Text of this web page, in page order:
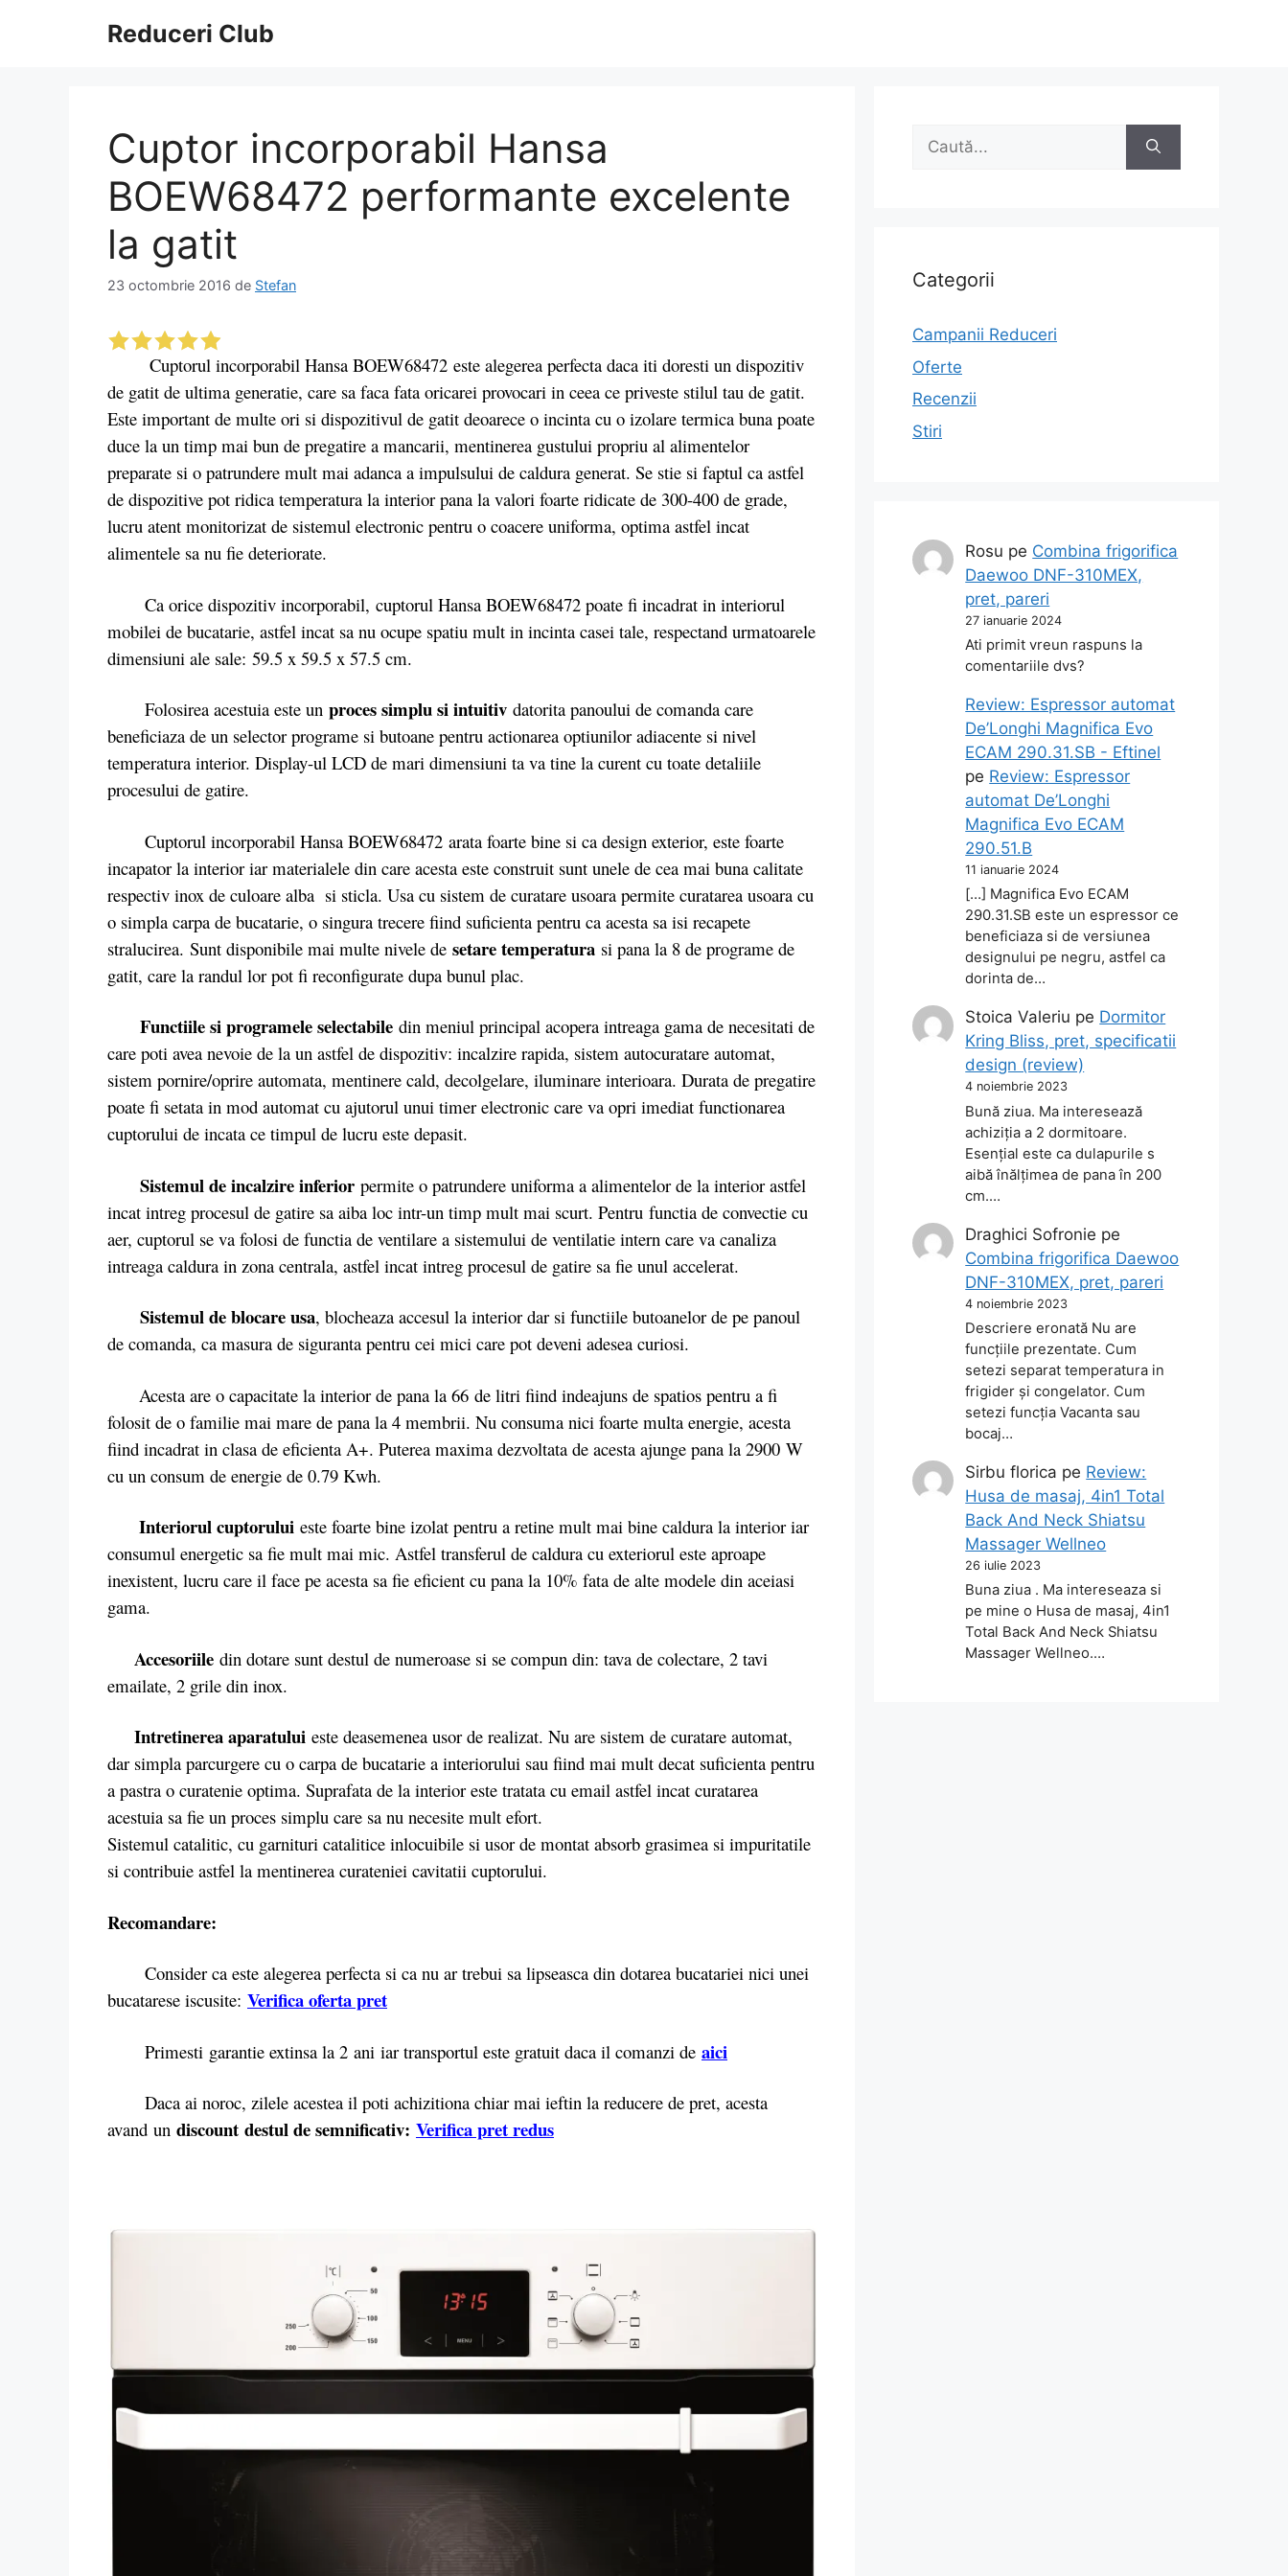
Reduceri Club
Cuptor incorporabil Hansa
BOEW68472 performante excelente
la gatit
23 octombrie 2016 de Stefan
Cuptorul incorporabil Hansa BOEW68472 este alegerea perfecta daca iti doresti un dispozitiv
de gatit de ultima generatie, care sa faca fata oricarei provocari in ceea ce priveste stilul tau de gatit.
Este important de multe ori si dispozitivul de gatit deoarece o incinta cu o izolare termica buna poate
duce la un timp mai bun de pregatire a mancarii, mentinerea gustului propriu al alimentelor
preparate si o patrundere mult mai adanca a impulsului de caldura generat. Se stie si faptul ca astfel
de dispozitive pot ridica temperatura la interior pana la valori foarte ridicate de 300-400 de grade,
lucru atent monitorizat de sistemul electronic pentru o coacere uniforma, optima astfel incat
alimentele sa nu fie deteriorate.
Ca orice dispozitiv incorporabil, cuptorul Hansa BOEW68472 poate fi incadrat in interiorul
mobilei de bucatarie, astfel incat sa nu ocupe spatiu mult in incinta casei tale, respectand urmatoarele
dimensiuni ale sale: 59.5 x 59.5 x 57.5 cm.
Folosirea acestuia este un proces simplu si intuitiv datorita panoului de comanda care
beneficiaza de un selector programe si butoane pentru actionarea optiunilor adiacente si nivel
temperatura interior. Display-ul LCD de mari dimensiuni ta va tine la curent cu toate detaliile
procesului de gatire.
Cuptorul incorporabil Hansa BOEW68472 arata foarte bine si ca design exterior, este foarte
incapator la interior iar materialele din care acesta este construit sunt unele de cea mai buna calitate
respectiv inox de culoare alba si sticla. Usa cu sistem de curatare usoara permite curatarea usoara cu
o simpla carpa de bucatarie, o singura trecere fiind suficienta pentru ca acesta sa isi recapete
stralucirea. Sunt disponibile mai multe nivele de setare temperatura si pana la 8 de programe de
gatit, care la randul lor pot fi reconfigurate dupa bunul plac.
Functiile si programele selectabile din meniul principal acopera intreaga gama de necesitati de
care poti avea nevoie de la un astfel de dispozitiv: incalzire rapida, sistem autocuratare automat,
sistem pornire/oprire automata, mentinere cald, decolgelare, iluminare interioara. Durata de pregatire
poate fi setata in mod automat cu ajutorul unui timer electronic care va opri imediat functionarea
cuptorului de incata ce timpul de lucru este depasit.
Sistemul de incalzire inferior permite o patrundere uniforma a alimentelor de la interior astfel
incat intreg procesul de gatire sa aiba loc intr-un timp mult mai scurt. Pentru functia de convectie cu
aer, cuptorul se va folosi de functia de ventilare a sistemului de ventilatie intern care va canaliza
intreaga caldura in zona centrala, astfel incat intreg procesul de gatire sa fie unul accelerat.
Sistemul de blocare usa, blocheaza accesul la interior dar si functiile butoanelor de pe panoul
de comanda, ca masura de siguranta pentru cei mici care pot deveni adesea curiosi.
Acesta are o capacitate la interior de pana la 66 de litri fiind indeajuns de spatios pentru a fi
folosit de o familie mai mare de pana la 4 membrii. Nu consuma nici foarte multa energie, acesta
fiind incadrat in clasa de eficienta A+. Puterea maxima dezvoltata de acesta ajunge pana la 2900 W
cu un consum de energie de 0.79 Kwh.
Interiorul cuptorului este foarte bine izolat pentru a retine mult mai bine caldura la interior iar
consumul energetic sa fie mult mai mic. Astfel transferul de caldura cu exteriorul este aproape
inexistent, lucru care il face pe acesta sa fie eficient cu pana la 10% fata de alte modele din aceiasi
gama.
Accesoriile din dotare sunt destul de numeroase si se compun din: tava de colectare, 2 tavi
emailate, 2 grile din inox.
Intretinerea aparatului este deasemenea usor de realizat. Nu are sistem de curatare automat,
dar simpla parcurgere cu o carpa de bucatarie a interiorului sau fiind mai mult decat suficienta pentru
a pastra o curatenie optima. Suprafata de la interior este tratata cu email astfel incat curatarea
acestuia sa fie un proces simplu care sa nu necesite mult efort.
Sistemul catalitic, cu garnituri catalitice inlocuibile si usor de montat absorb grasimea si impuritatile
si contribuie astfel la mentinerea curateniei cavitatii cuptorului.
Recomandare:
Consider ca este alegerea perfecta si ca nu ar trebui sa lipseasca din dotarea bucatariei nici unei
bucatarese iscusite: Verifica oferta pret
Primesti garantie extinsa la 2 ani iar transportul este gratuit daca il comanzi de aici
Daca ai noroc, zilele acestea il poti achizitiona chiar mai ieftin la reducere de pret, acesta
avand un discount destul de semnificativ: Verifica pret redus
Caută
Categorii
Campanii Reduceri
Oferte
Recenzii
Stiri
Rosu pe Combina frigorifica
Daewoo DNF-310MEX,
pret, pareri
27 ianuarie 2024
Ati primit vreun raspuns la
comentariile dvs?
Review: Espressor automat
De’Longhi Magnifica Evo
ECAM 290.31.SB - Eftinel
pe Review: Espressor
automat De’Longhi
Magnifica Evo ECAM
290.51.B
11 ianuarie 2024
[…] Magnifica Evo ECAM
290.31.SB este un espressor ce
beneficiaza si de versiunea
designului pe negru, astfel ca
dorinta de…
Stoica Valeriu pe Dormitor
Kring Bliss, pret, specificatii
design (review)
4 noiembrie 2023
Bună ziua. Ma interesează
achiziția a 2 dormitoare.
Esențial este ca dulapurile s
aibă înălțimea de pana în 200
cm.…
Draghici Sofronie pe
Combina frigorifica Daewoo
DNF-310MEX, pret, pareri
4 noiembrie 2023
Descriere eronată Nu are
funcțiile prezentate. Cum
setezi separat temperatura in
frigider și congelator. Cum
setezi funcția Vacanta sau
bocaj…
Sirbu florica pe Review:
Husa de masaj, 4in1 Total
Back And Neck Shiatsu
Massager Wellneo
26 iulie 2023
Buna ziua . Ma intereseaza si
pe mine o Husa de masaj, 4in1
Total Back And Neck Shiatsu
Massager Wellneo.…